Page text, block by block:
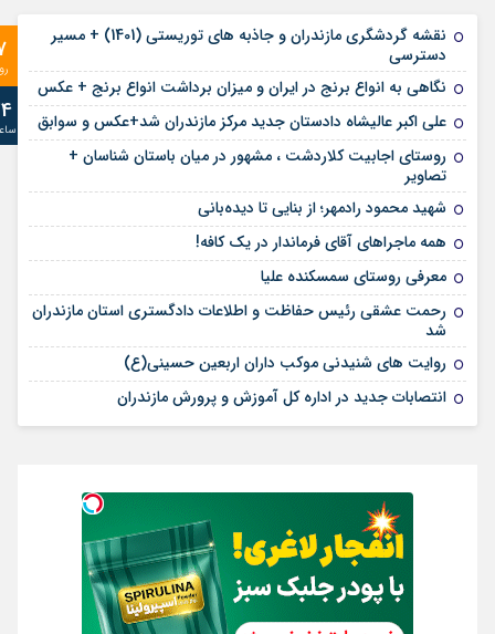
نقشه گردشگری مازندران و جاذبه های توریستی (1401) + مسیر
دسترسی
نگاهی به انواع برنج در ایران و میزان برداشت انواع برنج + عکس
علی‌ اکبر عالیشاه دادستان جدید مرکز مازندران شد+عکس و سوابق
روستای اجابیت کلاردشت ، مشهور در میان باستان شناسان +
تصاویر
شهید محمود رادمهر؛ از بنایی تا دیده‌بانی
همه ماجراهای آقای فرماندار در یک کافه!
معرفی روستای سمسکنده علیا
رحمت عشقی رئیس حفاظت و اطلاعات دادگستری استان مازندران
شد
روایت های شنیدنی موکب داران اربعین حسینی(ع)
انتصابات جدید در اداره کل آموزش و پرورش مازندران